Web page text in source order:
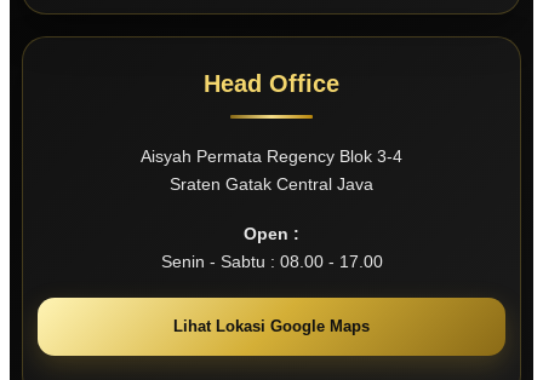
Head Office
Aisyah Permata Regency Blok 3-4
Sraten Gatak Central Java
Open :
Senin - Sabtu : 08.00 - 17.00
Lihat Lokasi Google Maps